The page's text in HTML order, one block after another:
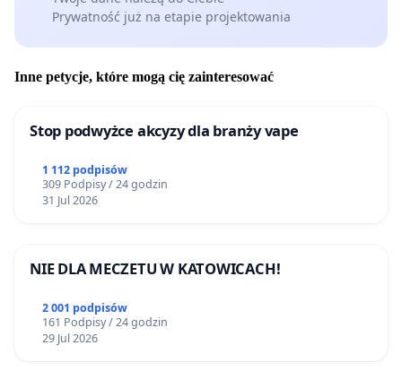
Prywatność już na etapie projektowania
Inne petycje, które mogą cię zainteresować
Stop podwyżce akcyzy dla branży vape
1 112 podpisów
309 Podpisy / 24 godzin
31 Jul 2026
NIE DLA MECZETU W KATOWICACH!
2 001 podpisów
161 Podpisy / 24 godzin
29 Jul 2026